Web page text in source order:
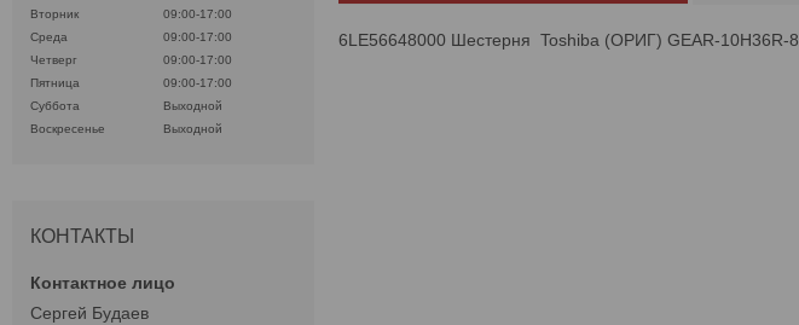
6LE56648000 Шестерня Toshiba (ОРИГ) GEAR-10H36R-8
Вторник
09:00-17:00
Среда
09:00-17:00
Четверг
09:00-17:00
Пятница
09:00-17:00
Суббота
Выходной
Воскресенье
Выходной
КОНТАКТЫ
Сергей Будаев